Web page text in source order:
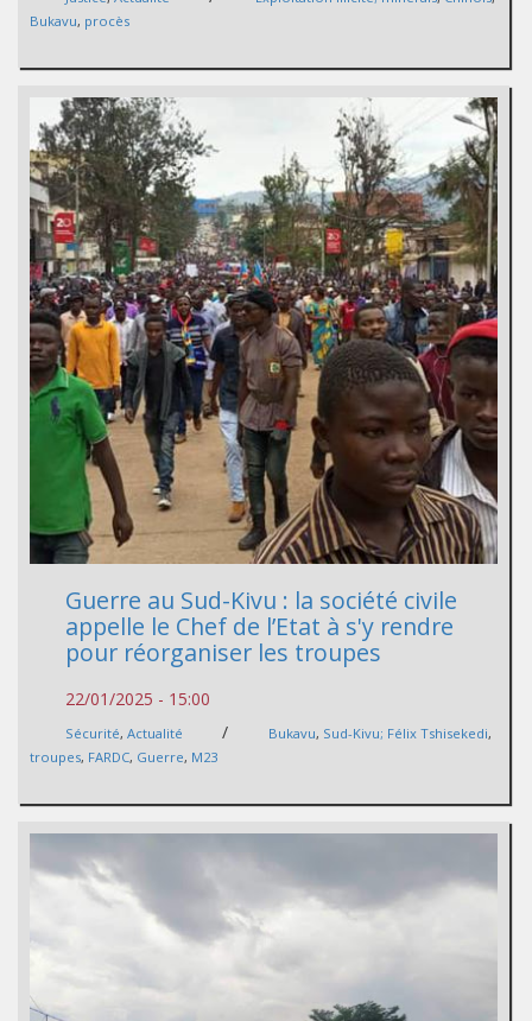
Bukavu, procès
Guerre au Sud-Kivu : la société civile
appelle le Chef de l’Etat à s'y rendre
pour réorganiser les troupes
22/01/2025 - 15:00
Sécurité, Actualité / Bukavu, Sud-Kivu; Félix Tshisekedi,
troupes, FARDC, Guerre, M23